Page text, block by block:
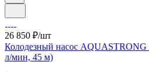
26 850 ₽/шт
Колодезный насос AQUASTRONG
л/мин, 45 м)